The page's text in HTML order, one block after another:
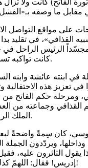
الفاتح) كانت ولا
مواقع التواصل
القذافي»، في تقليد
الرئيس الراحل في
كانت تواكبه تسجيلات صوتية للقذافي.
في ابنته عائشة وابنه
تعزيز هذه الاحتفالية
ومرحلة حكم الفاتح
القذافي وجماعته من
الملك الراحل إدريس السنوسي.
كان سِمةً واضحةً
وداخلها، ويردّدون
يقول الثائرون عليه،
إدريس! فقال: اللهمّ كذلك، فاستجيبت الدعوة!